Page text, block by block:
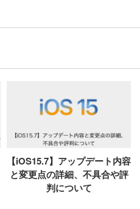
【iOS15.7】アップデート内容
と変更点の詳細、不具合や評
判について